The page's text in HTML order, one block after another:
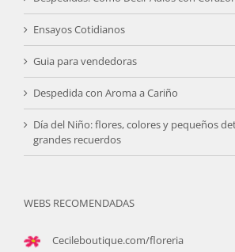
Ensayos Cotidianos
Guia para vendedoras
Despedida con Aroma a Cariño
Día del Niño: flores, colores y pequeños
grandes recuerdos
WEBS RECOMENDADAS
Cecileboutique.com/floreria